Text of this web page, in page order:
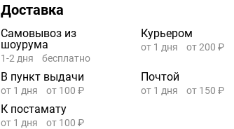
Доставка
Самовывоз из
шоурума
1-2 дня бесплатно
Курьером
от 1 дня от 200 ₽
В пункт выдачи
от 1 дня от 100 ₽
Почтой
от 1 дня от 150 ₽
К постамату
от 1 дня от 100 ₽